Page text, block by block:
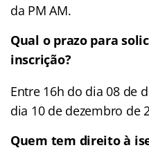
da PM AM.
Qual o prazo para
inscrição?
Entre 16h do dia 08 de
dia 10 de dezembro de
Quem tem direito à